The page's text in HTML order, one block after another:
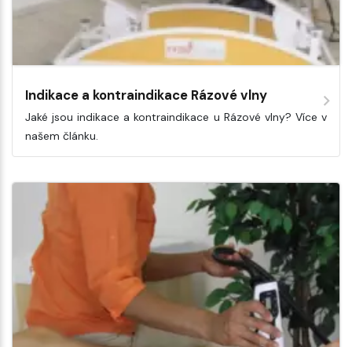
Indikace a kontraindikace Rázové vlny
Jaké jsou indikace a kontraindikace u Rázové vlny? Více v
našem článku.